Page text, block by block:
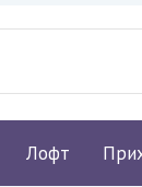
Лофт